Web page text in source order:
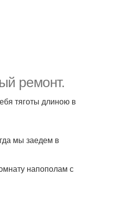
ремонт.
тяготы длиною в
мы заедем в
напополам с